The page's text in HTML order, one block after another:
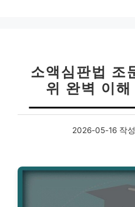
소액심판법 조
위 완벽 이
2026-05-16 작